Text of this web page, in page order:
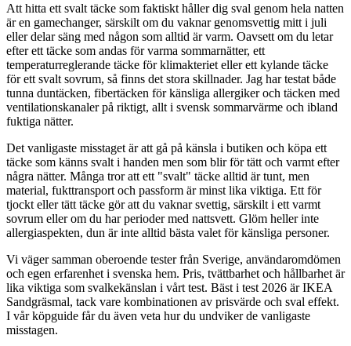
Att hitta ett svalt täcke som faktiskt håller dig sval genom hela natten
är en gamechanger, särskilt om du vaknar genomsvettig mitt i juli
eller delar säng med någon som alltid är varm. Oavsett om du letar
efter ett täcke som andas för varma sommarnätter, ett
temperaturreglerande täcke för klimakteriet eller ett kylande täcke
för ett svalt sovrum, så finns det stora skillnader. Jag har testat både
tunna duntäcken, fibertäcken för känsliga allergiker och täcken med
ventilationskanaler på riktigt, allt i svensk sommarvärme och ibland
fuktiga nätter.
Det vanligaste misstaget är att gå på känsla i butiken och köpa ett
täcke som känns svalt i handen men som blir för tätt och varmt efter
några nätter. Många tror att ett "svalt" täcke alltid är tunt, men
material, fukttransport och passform är minst lika viktiga. Ett för
tjockt eller tätt täcke gör att du vaknar svettig, särskilt i ett varmt
sovrum eller om du har perioder med nattsvett. Glöm heller inte
allergiaspekten, dun är inte alltid bästa valet för känsliga personer.
Vi väger samman oberoende tester från Sverige, användaromdömen
och egen erfarenhet i svenska hem. Pris, tvättbarhet och hållbarhet är
lika viktiga som svalkekänslan i vårt test. Bäst i test 2026 är IKEA
Sandgräsmal, tack vare kombinationen av prisvärde och sval effekt.
I vår köpguide får du även veta hur du undviker de vanligaste
misstagen.